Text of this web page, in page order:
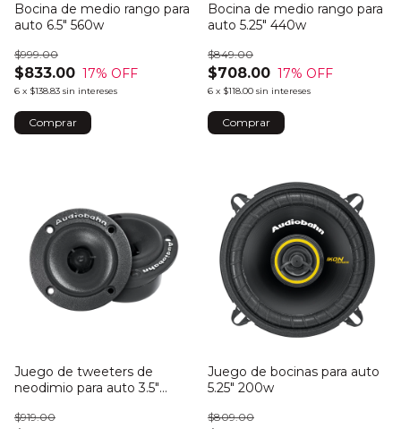
Bocina de medio rango para
auto 6.5" 560w
$833.00
$999.00
17% OFF
6 x $138.83 sin intereses
Bocina de medio rango para
auto 5.25" 440w
$708.00
$849.00
17% OFF
6 x $118.00 sin intereses
Juego de tweeters de
neodimio para auto 3.5"
$919.00
Juego de bocinas para auto
5.25" 200w
$809.00